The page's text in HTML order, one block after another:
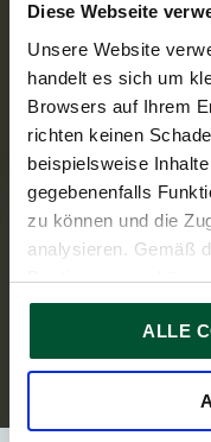
Diese Webseite
Unsere Website
handelt es sich um
Browsers auf Ihrem
richten keinen
beispielsweise
gegebenenfalls
zu können und die
analysieren. Gemäß
Bestimmungen
speichern, wenn
unbedingt notwendig
ersuchen wir um Ihre
Sie können Ihre
ALLE
Andrea
News
PERSONAL-